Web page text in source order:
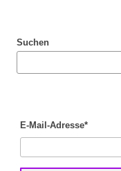
Suchen
E-Mail-Adresse*